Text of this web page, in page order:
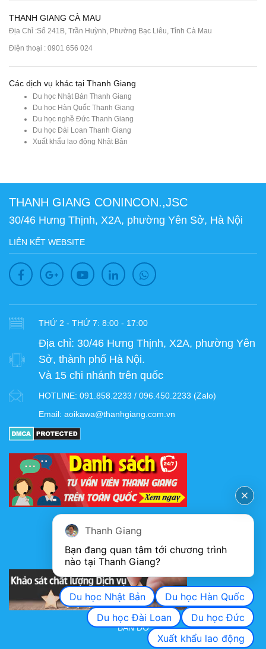
THANH GIANG CÀ MAU
Địa Chỉ :Số 241B, Trần Huỳnh, Phường Bạc Liêu, Tỉnh Cà Mau
Điện thoại : 0901 656 024
Các dịch vụ khác tại Thanh Giang
Du học Nhật Bản Thanh Giang
Du học Hàn Quốc Thanh Giang
Du học nghề Đức Thanh Giang
Du học Đài Loan Thanh Giang
Xuất khẩu lao động Nhật Bản
THANH GIANG CONINCON.,JSC
30/46 Hưng Thịnh, X2A, phường Yên Sở, Hà Nội
LIÊN KẾT WEBSITE
THỨ 2 - THỨ 7: 8:00 - 17:00
Địa chỉ: 30/46 Hưng Thịnh, X2A, phường Yên
Sở, thành phố Hà Nội.
Và 15 chi nhánh trên quốc
HOTLINE: 091.858.2233 / 096.450.2233 (Zalo)
Email: aoikawa@thanhgiang.com.vn
KHẢO SÁT CHẤT LƯỢNG DỊCH VỤ
BẢN ĐỒ
Thanh Giang
Bạn đang quan tâm tới chương trình
nào tại Thanh Giang?
Du học Nhật Bản
Du học Hàn Quốc
Du học Đài Loan
Du học Đức
Xuất khẩu lao động